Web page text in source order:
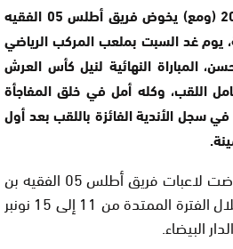
الفقيه بنصالح/ 16 نونبر 2018 (ومع) يخوض فريق أطلس 05 الفقيه
يوم غد السبت بملعب المركب الرياضي
المباراة النهائية لنيل كأس العرش
اللقب، وكله أمل في خلق المفاجأة
سجل الأندية الفائزة باللقب بعد أول
واستعدادا لهذه المباراة، خاضت لاعبات فريق أطلس 05 الفقيه بن
صالح لكرة القدم النسوية خلال الفترة الممتدة من 11 إلى 15 نونبر
البيضاء.